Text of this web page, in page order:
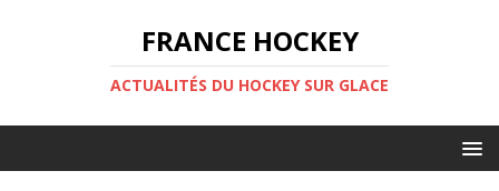
FRANCE HOCKEY
ACTUALITÉS DU HOCKEY SUR GLACE